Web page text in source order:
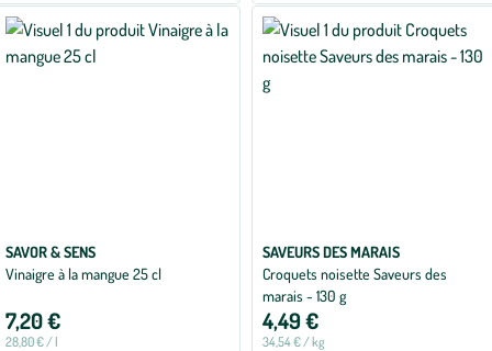
SAVOR & SENS
Vinaigre à la mangue 25 cl
7,20 €
28,80 € / l
SAVEURS DES MARAIS
Croquets noisette Saveurs des
marais - 130 g
4,49 €
34,54 € / kg